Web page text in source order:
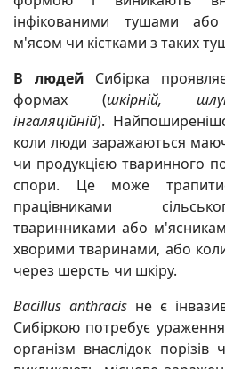
інфікованими тушами
м'ясом чи кістками з таких
В людей Сибірка
формах (шкірній,
інгаляційній).
коли люди заражаються
чи продукцією тваринного
спори. Це може
працівниками
тваринниками або
хворими тваринами, або
через шерсть чи шкіру.
Bacillus anthracis не є
Сибіркою потребує
організм внаслідок